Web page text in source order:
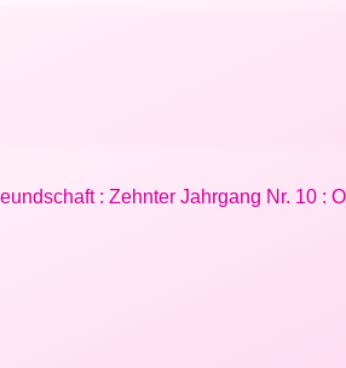
: Zehnter Jahrgang Nr. 10 :